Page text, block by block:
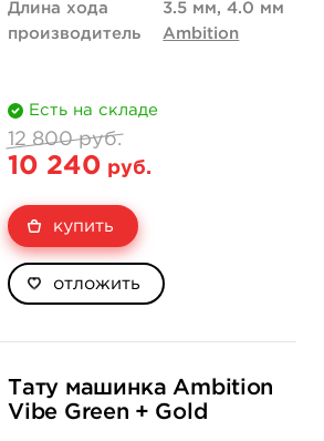
Длина хода
3.5 мм, 4.0 мм
производитель
Ambition
Есть на складе
12 800 руб.
10 240 руб.
купить
отложить
Тату машинка Ambition
Vibe Green + Gold